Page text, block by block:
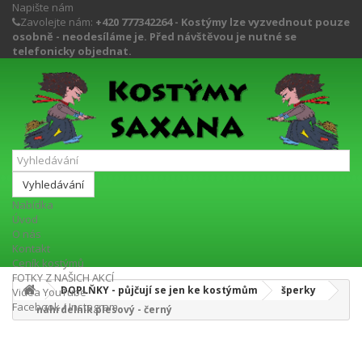
Napište nám
Zavolejte nám: +420 777342264 - Kostýmy lze vyzvednout pouze
osobně - neodesíláme je. Před návštěvou je nutné se
telefonicky objednat.
Vyhledávání
Nabídka
Úvod
O nás
Kontakt
Ceník kostýmů
FOTKY Z NAŠICH AKCÍ
Videa YouTube
Facebook / Instagram
DOPLŇKY - půjčují se jen ke kostýmům
šperky
náhrdelník plesový - černý